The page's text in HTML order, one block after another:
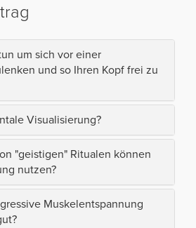
um sich vor einer
und so Ihren Kopf frei zu
Visualisierung?
"geistigen" Ritualen können
nutzen?
Muskelentspannung